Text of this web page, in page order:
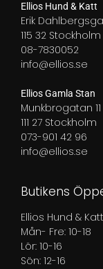
Ellios Hund & Katt
Erik
115 32 Stockholm
08-7830052
info@ellios.se
Ellios Gamla Stan
Munkbrogatan 11
111 27 Stockholm
073-901 42 96
info@ellios.se
Butikens
Ellios Hund & Katt
Mån- Fre: 10-18
Lör: 10-16
Sön: 12-